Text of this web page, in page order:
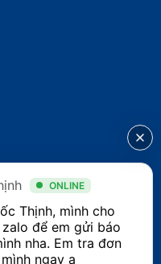
CITY ONE VIỆT NAM
KHĐT TP.HCM cấp ngày
Thạnh, Quận Tân Phú,
Việt Nam
ONLINE
Thịnh, mình cho
để em gửi báo
nha. Em tra đơn
ngay ạ